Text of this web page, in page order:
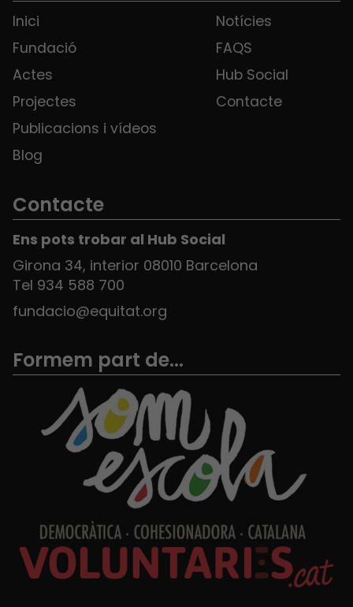
Inici
Fundació
Actes
Projectes
Publicacions i vídeos
Blog
Notícies
FAQS
Hub Social
Contacte
Contacte
Ens pots trobar al Hub Social
Girona 34, interior 08010 Barcelona
Tel 934 588 700
fundacio@equitat.org
Formem part de...